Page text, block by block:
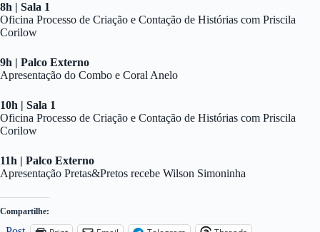
8h | Sala 1
Oficina Processo de Criação e Contação de Histórias com Priscila
Corilow
9h | Palco Externo
Apresentação do Combo e Coral Anelo
10h | Sala 1
Oficina Processo de Criação e Contação de Histórias com Priscila
Corilow
11h | Palco Externo
Apresentação Pretas&Pretos recebe Wilson Simoninha
Compartilhe: